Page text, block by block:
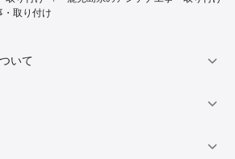
取り付け
いて